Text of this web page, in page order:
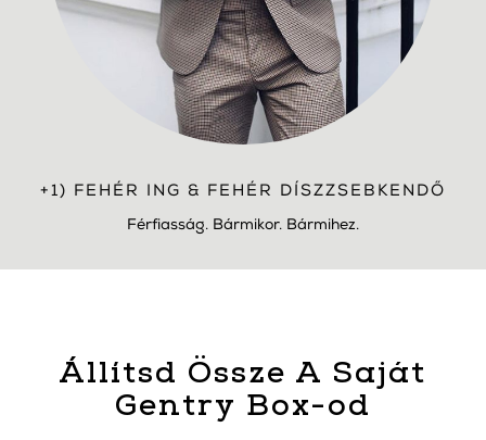
+1) FEHÉR ING & FEHÉR DÍSZZSEBKENDŐ
Férfiasság. Bármikor. Bármihez.
Állítsd Össze A Saját
Gentry Box-od